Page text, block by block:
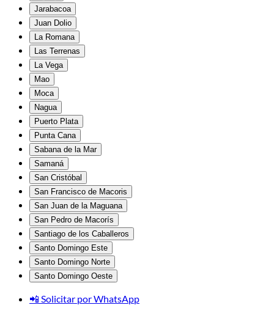
Jarabacoa
Juan Dolio
La Romana
Las Terrenas
La Vega
Mao
Moca
Nagua
Puerto Plata
Punta Cana
Sabana de la Mar
Samaná
San Cristóbal
San Francisco de Macoris
San Juan de la Maguana
San Pedro de Macorís
Santiago de los Caballeros
Santo Domingo Este
Santo Domingo Norte
Santo Domingo Oeste
📲 Solicitar por WhatsApp